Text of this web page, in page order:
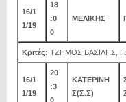
16/1
1/19
18
:0
0
ΜΕΛΙΚΗΣ
Κριτές: ΤΖΗΜΟΣ ΒΑΣΙΛΗΣ,
16/1
1/19
20
:3
0
ΚΑΤΕΡΙΝΗ
Σ(Σ.Σ)